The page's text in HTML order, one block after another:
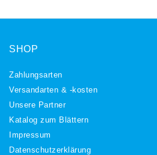
SHOP
Zahlungsarten
Versandarten & -kosten
Unsere Partner
Katalog zum Blättern
Impressum
Daten­schutz­erklärung